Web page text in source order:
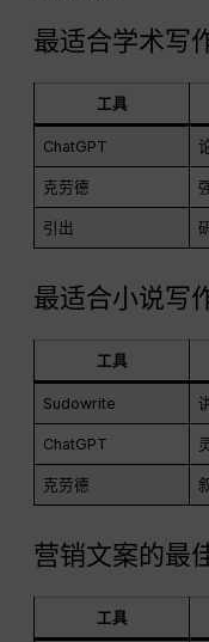
最适合学术写
工具
ChatGPT
克劳德
引出
最适合小说写
工具
Sudowrite
ChatGPT
克劳德
营销文案的最
工具